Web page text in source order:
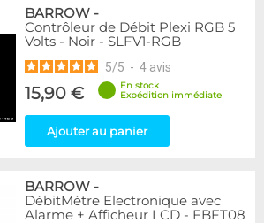
BARROW -
Contrôleur de Débit Plexi RGB 5
Volts - Noir - SLFV1-RGB
5/5 - 4 avis
15,90 €
En stock
Expédition immédiate
Ajouter au panier
BARROW -
DébitMètre Electronique avec
Alarme + Afficheur LCD - FBFT08